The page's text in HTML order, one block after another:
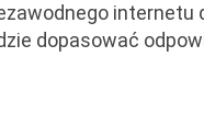
internetu
dopasować